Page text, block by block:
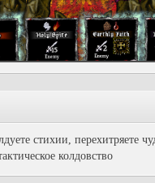
стихии, перехитряете
колдовство